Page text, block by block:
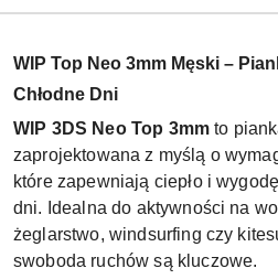
WIP Top Neo 3mm Męski –
Chłodne Dni
WIP 3DS Neo Top 3mm to
zaprojektowana z myślą o
które zapewniają ciepło i
dni. Idealna do aktywności na
żeglarstwo, windsurfing czy
swoboda ruchów są kluczowe.